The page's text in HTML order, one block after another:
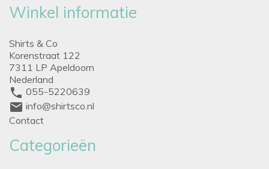
Winkel informatie
Shirts & Co
Korenstraat 122
7311 LP Apeldoorn
Nederland
phone 055-5220639
mail info@shirtsco.nl
Contact
Categorieën